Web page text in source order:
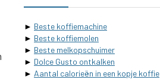
► Beste koffiemachine
► Beste koffiemolen
► Beste melkopschuimer
► Dolce Gusto ontkalken
► Aantal calorieën in een kopje koffie